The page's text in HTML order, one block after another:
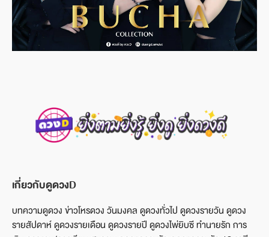
เกี่ยวกับดูดวงD
บทความดูดวง ข่าวโหรดวง วันมงคล ดูดวงทั่วไป ดูดวงรายวัน ดูดวง
รายสัปดาห์ ดูดวงรายเดือน ดูดวงรายปี ดูดวงไพ่ยิบซี ทำนายรัก การ